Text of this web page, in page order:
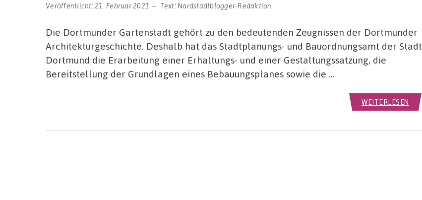
Veröffentlicht:21. Februar 2021 Text: Nordstadtblogger-Redaktion
Die Dortmunder Gartenstadt gehört zu den bedeutenden Zeugnissen der Dortmunder
Architekturgeschichte. Deshalb hat das Stadtplanungs- und Bauordnungsamt der Stadt
Dortmund die Erarbeitung einer Erhaltungs- und einer Gestaltungssatzung, die
Bereitstellung der Grundlagen eines Bebauungsplanes sowie die …
WEITERLESEN